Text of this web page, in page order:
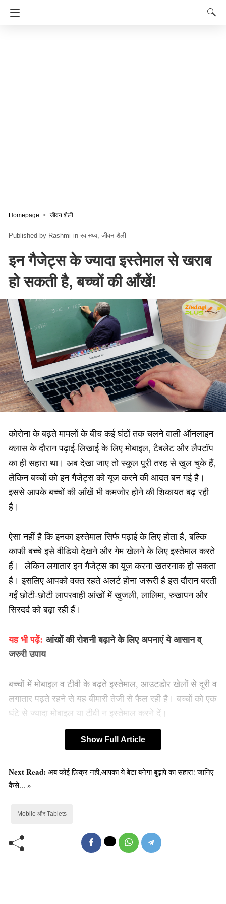
Homepage जीवन शैली
Rashmi in स्वास्थ्य जीवन शैली
इन गैजेट्स के ज्यादा इस्तेमाल से खराब
हो सकती है, बच्चों की आँखें!
कोरोना के बढ़ते मामलों के बीच कई घंटों तक चलने वाली ऑनलाइन
क्लास के दौरान पढ़ाई-लिखाई के लिए मोबाइल, टैबलेट और लैपटॉप
का ही सहारा था। अब देखा जाए तो स्कूल पूरी तरह से खुल चुके हैं,
लेकिन बच्चों को इन गैजेट्स को यूज करने की आदत बन गई है।
इससे आपके बच्चों की आँखें भी कमजोर होने की शिकायत बढ़ रही
है।
ऐसा नहीं है कि इनका इस्तेमाल सिर्फ पढ़ाई के लिए होता है, बल्कि
काफी बच्चे इसे वीडियो देखने और गेम खेलने के लिए इस्तेमाल करते
हैं। लेकिन लगातार इन गैजेट्स का यूज करना खतरनाक हो सकता
है। इसलिए आपको वक्त रहते अलर्ट होना जरूरी है इस दौरान बरती
गईं छोटी-छोटी लापरवाही आंखों में खुजली, लालिमा, रुखापन और
सिरदर्द को बढ़ा रही हैं।
यह भी पढ़ें: आंखों की रोशनी बढ़ाने के लिए अपनाएं ये आसान व्
जरुरी उपाय
बच्चों में मोबाइल व टीवी के बढ़ते इस्तेमाल, आउटडोर खेलों से दूरी व
लगातार पढ़ते रहने से यह बीमारी तेजी से फैल रही है। बच्चों को एक
घंटे से ज्यादा मोबाइल या टीवी न इस्तेमाल करने दें।
Show Full Article
Next Read: अब कोई फ़िक्र नही,आपका ये बेटा बनेगा बुढ़ापे का सहारा! जानिए
कैसे... »
Mobile और Tablets